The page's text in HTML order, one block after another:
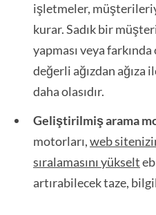
işletmeler,
kurar. Sadık bir
yapması veya
değerli ağızdan ağıza
daha olasıdır.
Geliştirilmiş arama
motorları,web
sıralamasını yükselt
artırabilecek taze,